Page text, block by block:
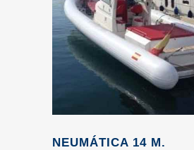
NEUMÁTICA 14 M.